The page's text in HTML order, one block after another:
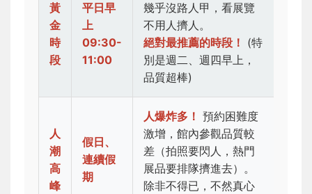
黃
金
時
段
平日早
上
09:30-
11:00
幾乎沒路人甲，看展覽
不用人擠人。
絕對最推薦的時段！ (特
別是週二、週四早上，
品質超棒)
人
潮
高
峰
假日、
連續假
期
人爆炸多！ 預約困難度
激增，館內參觀品質較
差（拍照要閃人，熱門
展品要排隊擠進去）。
除非不得已，不然真心